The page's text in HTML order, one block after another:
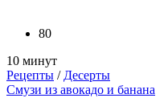
80
10 минут
Рецепты / Десерты
Смузи из авокадо и банана